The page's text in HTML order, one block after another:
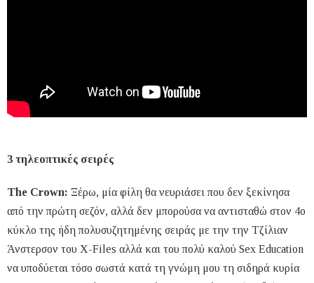
3 τηλεοπτικές σειρές
The Crown: Ξέρω, μία φίλη θα νευριάσει που δεν ξεκίνησα
από την πρώτη σεζόν, αλλά δεν μπορούσα να αντισταθώ στον 4ο
κύκλο της ήδη πολυσυζητημένης σειράς με την την Τζίλιαν
Άνστερσον του X-Files αλλά και του πολύ καλού Sex Education
να υποδύεται τόσο σωστά κατά τη γνώμη μου τη σιδηρά κυρία